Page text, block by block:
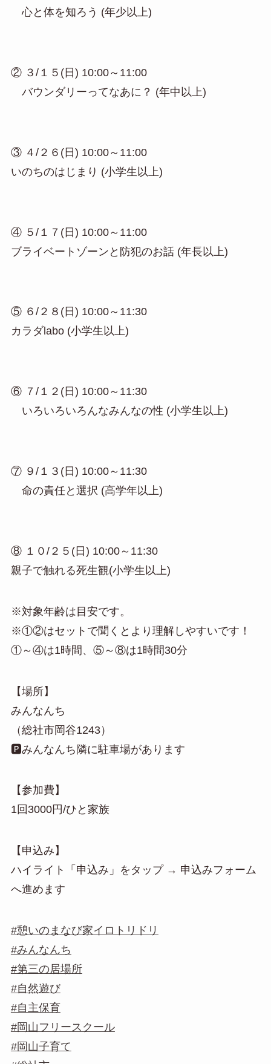
心と体を知ろう (年少以上)
② ３/１５(日) 10:00～11:00
バウンダリーってなあに？ (年中以上)
③ ４/２６(日) 10:00～11:00
いのちのはじまり (小学生以上)
④ ５/１７(日) 10:00～11:00
ブライベートゾーンと防犯のお話 (年長以上)
⑤ ６/２８(日) 10:00～11:30
カラダlabo (小学生以上)
⑥ ７/１２(日) 10:00～11:30
いろいろいろんなみんなの性 (小学生以上)
⑦ ９/１３(日) 10:00～11:30
命の責任と選択 (高学年以上)
⑧ １０/２５(日) 10:00～11:30
親子で触れる死生観(小学生以上)
※対象年齢は目安です。
※①②はセットで聞くとより理解しやすいです！
①～④は1時間、⑤～⑧は1時間30分
【場所】
みんなんち
（総社市岡谷1243）
🅿みんなんち隣に駐車場があります
【参加費】
1回3000円/ひと家族
【申込み】
ハイライト「申込み」をタップ → 申込みフォーム
へ進めます
#憩いのまなび家イロトリドリ
#みんなんち
#第三の居場所
#自然遊び
#自主保育
#岡山フリースクール
#岡山子育て